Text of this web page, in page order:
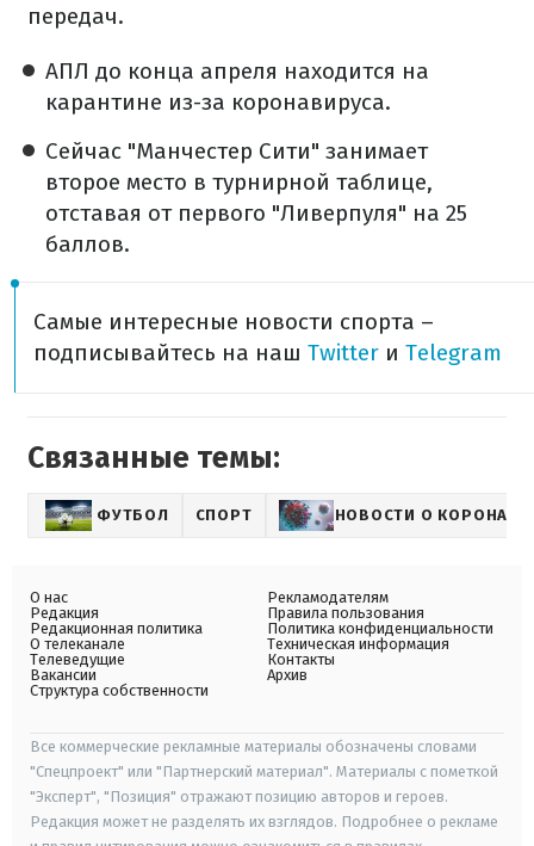
передач.
АПЛ до конца апреля находится на
карантине из-за коронавируса.
Сейчас "Манчестер Сити" занимает
второе место в турнирной таблице,
отставая от первого "Ливерпуля" на 25
баллов.
Самые интересные новости спорта –
подписывайтесь на наш Twitter и Telegram
Связанные темы:
ФУТБОЛ СПОРТ НОВОСТИ О
О нас
Редакция
Редакционная политика
О телеканале
Телеведущие
Вакансии
Структура собственности
Рекламодателям
Правила пользования
Политика конфиденциальности
Техническая информация
Контакты
Архив
Все коммерческие рекламные материалы обозначены словами
"Спецпроект" или "Партнерский материал". Материалы с пометкой
"Эксперт", "Позиция" отражают позицию авторов и героев.
Редакция может не разделять их взглядов. Подробнее о рекламе